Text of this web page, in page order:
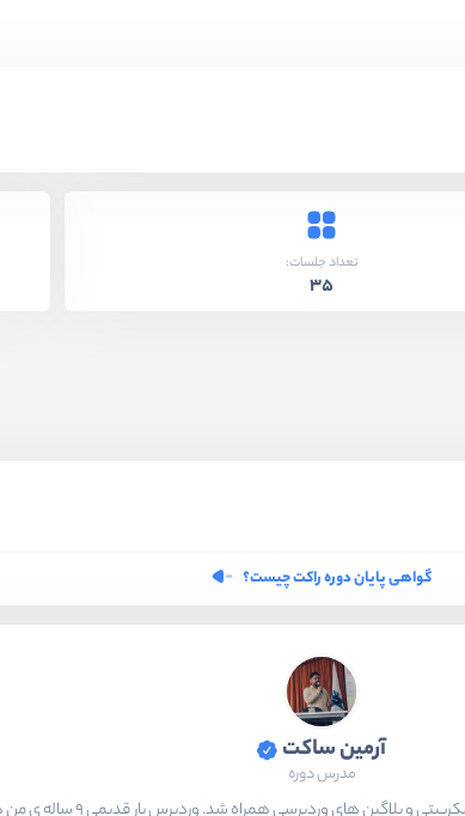
تعداد جلسات:
35
گواهی پایان دوره راکت چیست؟
آرمین ساکت
مدرس دوره